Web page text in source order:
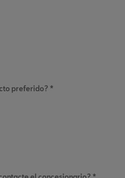
preferido? *